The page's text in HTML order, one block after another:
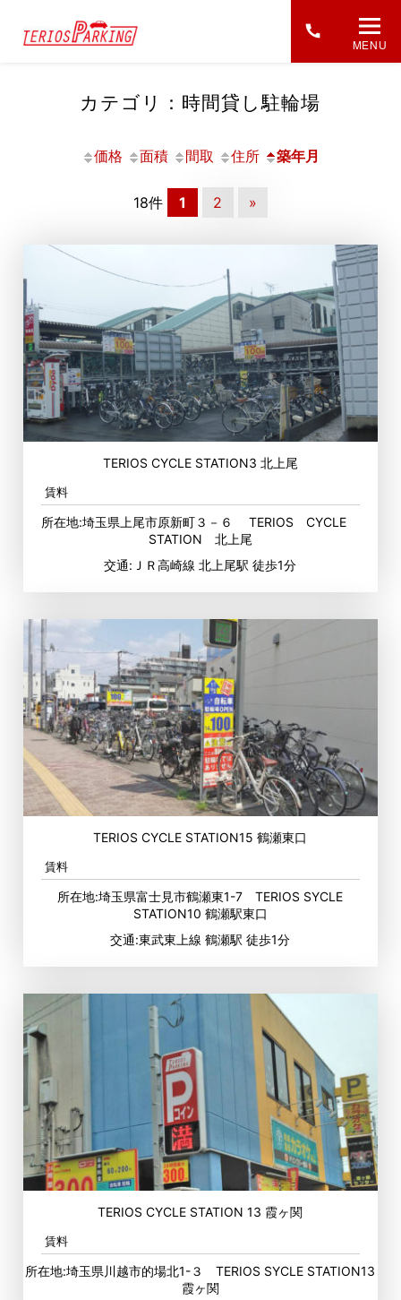
MENU
カテゴリ：時間貸し駐輪場
価格 面積 間取 住所 築年月
18件 1 2 »
TERIOS CYCLE STATION3 北上尾
賃料
所在地:埼玉県上尾市原新町３－６ TERIOS CYCLE
STATION 北上尾
交通:ＪＲ高崎線 北上尾駅 徒歩1分
TERIOS CYCLE STATION15 鶴瀬東口
賃料
所在地:埼玉県富士見市鶴瀬東1-7 TERIOS SYCLE
STATION10 鶴瀬駅東口
交通:東武東上線 鶴瀬駅 徒歩1分
TERIOS CYCLE STATION 13 霞ヶ関
賃料
所在地:埼玉県川越市的場北1-３ TERIOS SYCLE STATION13
霞ヶ関